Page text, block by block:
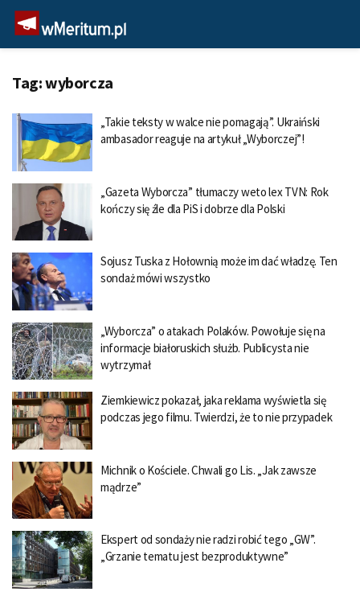
Tag:wyborcza
„Takie teksty w walce nie pomagają”. Ukraiński
ambasador reaguje na artykuł „Wyborczej”!
„Gazeta Wyborcza” tłumaczy weto lex TVN: Rok
kończy się źle dla PiS i dobrze dla Polski
Sojusz Tuska z Hołownią może im dać władzę. Ten
sondaż mówi wszystko
„Wyborcza” o atakach Polaków. Powołuje się na
informacje białoruskich służb. Publicysta nie
wytrzymał
Ziemkiewicz pokazał, jaka reklama wyświetla się
podczas jego filmu. Twierdzi, że to nie przypadek
Michnik o Kościele. Chwali go Lis. „Jak zawsze
mądrze”
Ekspert od sondaży nie radzi robić tego „GW”.
„Grzanie tematu jest bezproduktywne”